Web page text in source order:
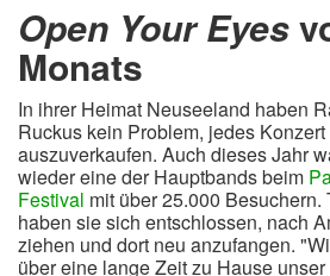
Open Your Eyes
Monats
In ihrer Heimat Neuseeland haben
Ruckus kein Problem, jedes Konzert
auszuverkaufen. Auch dieses Jahr
wieder eine der Hauptbands beim
Festival mit über 25.000 Besuchern.
haben sie sich entschlossen, nach
ziehen und dort neu anzufangen.
über eine lange Zeit zu Hause